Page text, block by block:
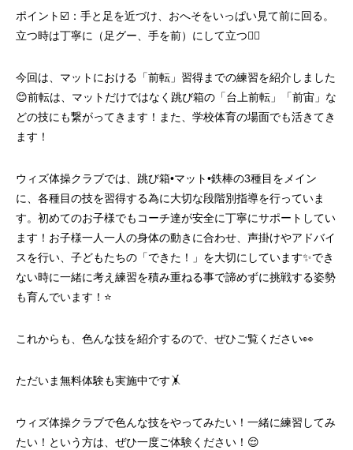
ポイント☑️：手と足を近づけ、おへそをいっぱい見て前に回る。
立つ時は丁寧に（足グー、手を前）にして立つ👍🏻
今回は、マットにおける「前転」習得までの練習を紹介しました
😊前転は、マットだけではなく跳び箱の「台上前転」「前宙」な
どの技にも繋がってきます！また、学校体育の場面でも活きてき
ます！
ウィズ体操クラブでは、跳び箱•マット•鉄棒の3種目をメイン
に、各種目の技を習得する為に大切な段階別指導を行っていま
す。初めてのお子様でもコーチ達が安全に丁寧にサポートしてい
ます！お子様一人一人の身体の動きに合わせ、声掛けやアドバイ
スを行い、子どもたちの「できた！」を大切にしています✨でき
ない時に一緒に考え練習を積み重ねる事で諦めずに挑戦する姿勢
も育んでいます！⭐️
これからも、色んな技を紹介するので、ぜひご覧ください👀
ただいま無料体験も実施中です🤸
ウィズ体操クラブで色んな技をやってみたい！一緒に練習してみ
たい！という方は、ぜひ一度ご体験ください！😌